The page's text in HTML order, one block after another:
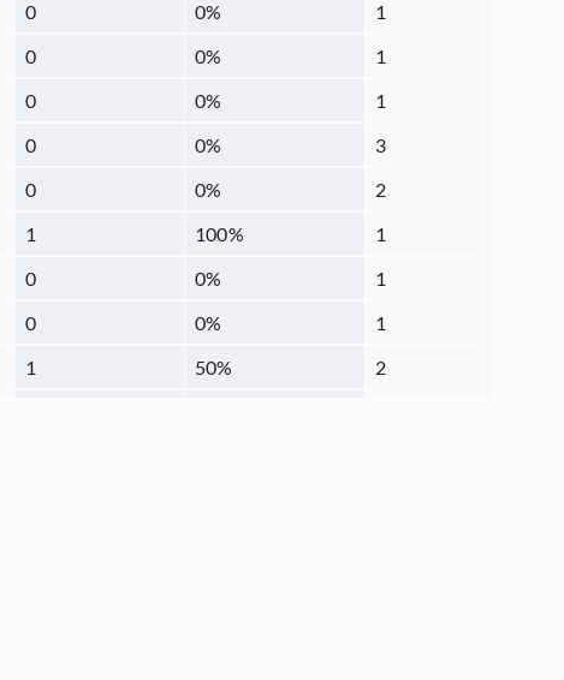
0 0%
1
0 0%
1
0 0%
1
0 0%
3
0 0%
2
1 100%
1
0 0%
1
0 0%
1
1 50%
2